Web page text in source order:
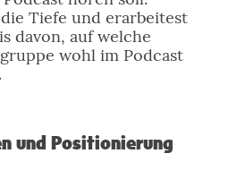
Tiefe und erarbeitest
davon, auf welche
wohl im Podcast
und Positionierung